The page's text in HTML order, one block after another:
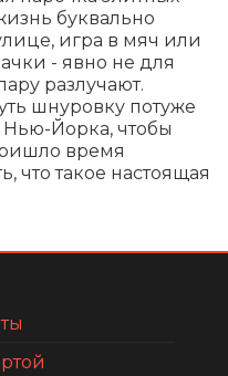
буквально
игра в мяч или
- явно не для
разлучают.
шнуровку потуже
Нью-Йорка, чтобы
время
что такое настоящая